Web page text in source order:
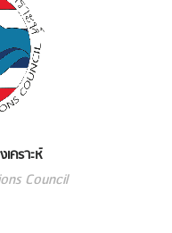
คราะห์
Council